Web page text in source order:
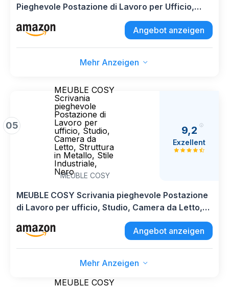
Pieghevole Postazione di Lavoro per Ufficio,
Studio, Piccoli Spazi, Facile da Montare,
Struttura in Metallo, Rovere e Bianco,Angebot anzeigen
Mehr Anzeigen
05
MEUBLE COSY
Scrivania
pieghevole
Postazione di
Lavoro per
ufficio, Studio,
Camera da
Letto, Struttura
in Metallo, Stile
Industriale,
Nero
MEUBLE COSY
9,2
Exzellent
MEUBLE COSY Scrivania pieghevole Postazione
di Lavoro per ufficio, Studio, Camera da Letto,
Struttura in Metallo, Stile Industriale, Nero
Angebot anzeigen
Mehr Anzeigen
MEUBLE COSY